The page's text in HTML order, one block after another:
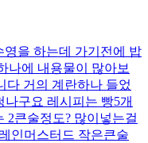
을 하는데 가기전에 밥
나에 내용물이 많아보
다 거의 계란하나 들었
구요 레시피는 빵5개
2큰술정도? 많이넣는걸
인머스터드 작은큰술